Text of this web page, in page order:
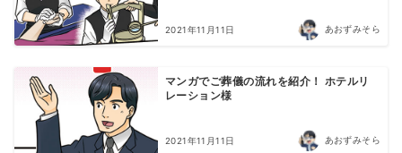
2021年11月11日 あおずみそら
マンガでご葬儀の流れを紹介！ ホテルリ
レーション様
2021年11月11日 あおずみそら